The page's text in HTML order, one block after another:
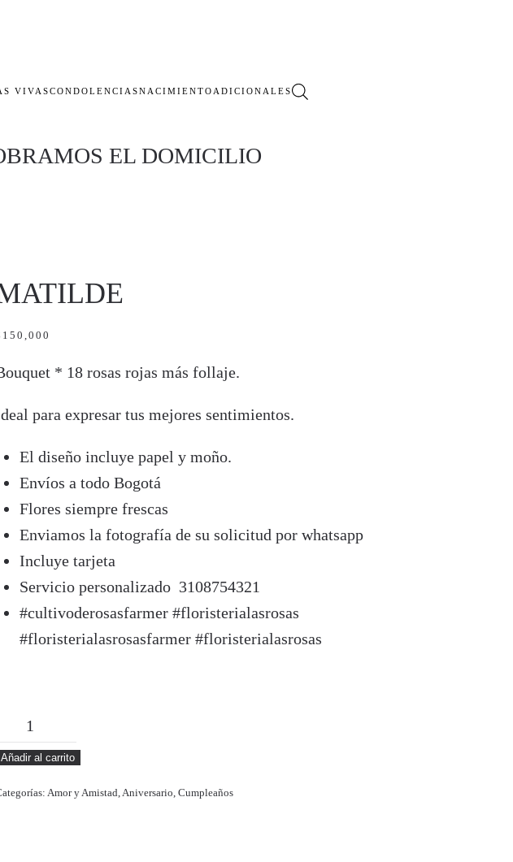
VIVASCONDOLENCIASNACIMIENTO ADICIONALES
EL DOMICILIO
150,000
* 18 rosas rojas más follaje.
para expresar tus mejores sentimientos.
El diseño incluye papel y moño.
Envíos a todo Bogotá
Flores siempre frescas
Enviamos la fotografía de su solicitud por whatsapp
Incluye tarjeta
Servicio personalizado 3108754321
#cultivoderosasfarmer #floristerialasrosas
#floristerialasrosasfarmer #floristerialasrosas
MATILDE
Añadir al carrito
Amor y Amistad,Aniversario, Cumpleaños